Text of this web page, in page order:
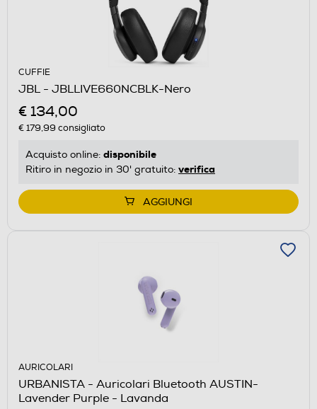
CUFFIE
JBL - JBLLIVE660NCBLK-Nero
€ 134,00
€ 179,99 consigliato
Acquisto online: disponibile
Ritiro in negozio in 30' gratuito: verifica
AGGIUNGI
AURICOLARI
URBANISTA - Auricolari Bluetooth AUSTIN-
Lavender Purple - Lavanda